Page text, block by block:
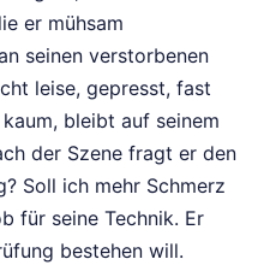
er mühsam
seinen verstorbenen
leise, gepresst, fast
bleibt auf seinem
der Szene fragt er den
Soll ich mehr Schmerz
für seine Technik. Er
bestehen will.